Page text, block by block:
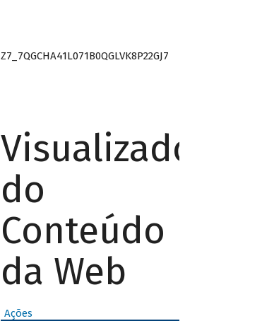
Z7_7QGCHA41L071B0QGLVK8P22GJ7
Visualizador
do
Conteúdo
da Web
Ações